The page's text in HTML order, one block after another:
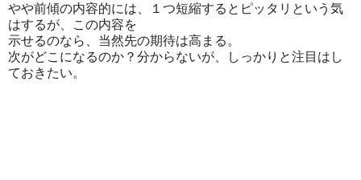
やや前傾の内容的には、１つ短縮するとピッタリという気
はするが、この内容を
示せるのなら、当然先の期待は高まる。
次がどこになるのか？分からないが、しっかりと注目はし
ておきたい。